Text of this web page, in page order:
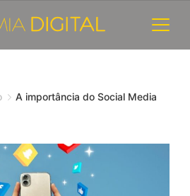
A importância do Social Media